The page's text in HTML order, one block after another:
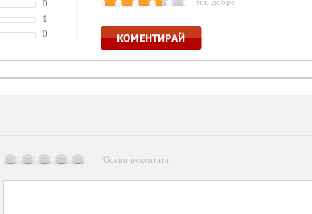
0
1
0
Оцени рецептата